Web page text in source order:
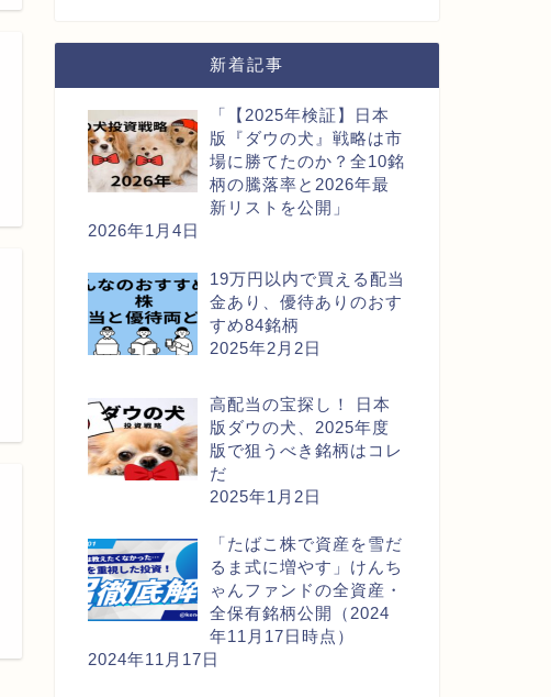
新着記事
「【2025年検証】日本
版『ダウの犬』戦略は市
場に勝てたのか？全10銘
柄の騰落率と2026年最
新リストを公開」
2026年1月4日
19万円以内で買える配当
金あり、優待ありのおす
すめ84銘柄
2025年2月2日
高配当の宝探し！ 日本
版ダウの犬、2025年度
版で狙うべき銘柄はコレ
だ
2025年1月2日
「たばこ株で資産を雪だ
るま式に増やす」けんち
ゃんファンドの全資産・
全保有銘柄公開（2024
年11月17日時点）
2024年11月17日